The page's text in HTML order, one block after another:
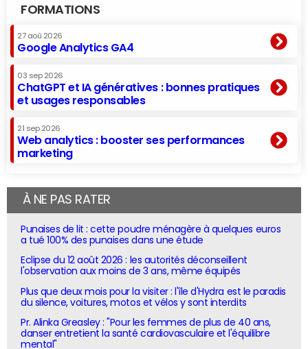
FORMATIONS
27 aoû 2026
Google Analytics GA4
03 sep 2026
ChatGPT et IA génératives : bonnes pratiques
et usages responsables
21 sep 2026
Web analytics : booster ses performances
marketing
À NE PAS RATER
Punaises de lit : cette poudre ménagère à quelques euros
a tué 100% des punaises dans une étude
Eclipse du 12 août 2026 : les autorités déconseillent
l'observation aux moins de 3 ans, même équipés
Plus que deux mois pour la visiter : l'île d'Hydra est le paradis
du silence, voitures, motos et vélos y sont interdits
Pr. Alinka Greasley : "Pour les femmes de plus de 40 ans,
danser entretient la santé cardiovasculaire et l'équilibre
mental"